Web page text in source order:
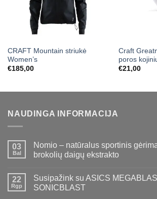
CRAFT Mountain striukė
Women’s
€185,00
Craft
poros
€21,00
NAUDINGA INFORMACIJA
03
Bal
Nomio – natūralus sportinis
brokolių daigų ekstrakto
22
Rgp
Susipažink su ASICS
SONICBLAST